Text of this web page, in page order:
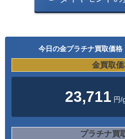
今日の金プラチナ買取価格
金買取
23,711 円/
プラチナ買